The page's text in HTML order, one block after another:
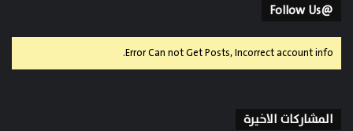
@Follow Us
Error Can not Get Posts, Incorrect account info.
المشاركات الاخيرة